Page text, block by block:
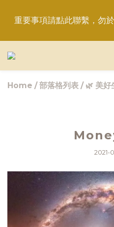
重要事項請點此聯繫，勿
平日6:50前完成訂購，現
認＝
＋LINE好友折價100元✅
重要事項請點此聯繫，勿
Home /部落格列表 / 🌿 美好
2021-